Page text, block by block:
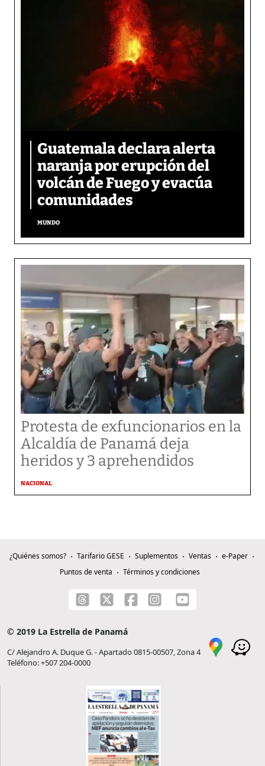
Guatemala declara alerta
naranja por erupción del
volcán de Fuego y evacúa
comunidades
MUNDO
Protesta de exfuncionarios en la
Alcaldía de Panamá deja
heridos y 3 aprehendidos
NACIONAL
¿Quiénes somos? Tarifario GESE Suplementos Ventas
e-Paper
Puntos de venta
Términos y condiciones
© 2019 La Estrella de Panamá
C/ Alejandro A. Duque G. - Apartado 0815-00507, Zona 4
Teléfono: +507 204-0000